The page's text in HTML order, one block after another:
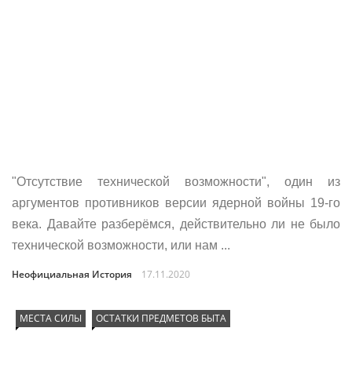
"Отсутствие технической возможности", один из
аргументов противников версии ядерной войны 19-го
века. Давайте разберёмся, действительно ли не было
технической возможности, или нам ...
Неофициальная История 17.11.2020
МЕСТА СИЛЫ ОСТАТКИ ПРЕДМЕТОВ БЫТА